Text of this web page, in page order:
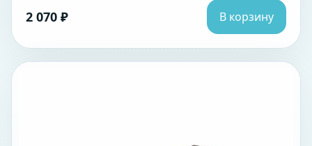
2 070 ₽ В корзину